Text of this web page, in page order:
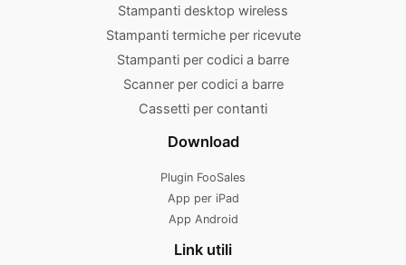
Stampanti desktop wireless
Stampanti termiche per ricevute
Stampanti per codici a barre
Scanner per codici a barre
Cassetti per contanti
Download
Plugin FooSales
App per iPad
App Android
Link utili